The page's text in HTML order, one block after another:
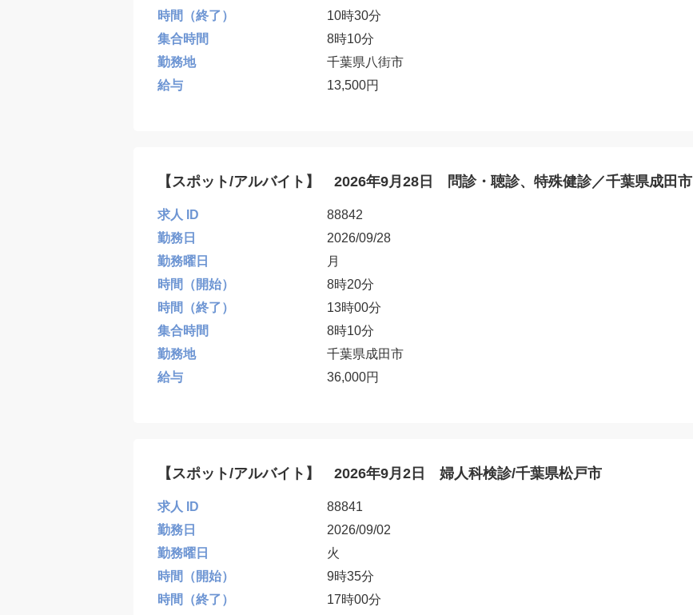
時間（終了）
10時30分
集合時間
8時10分
勤務地
千葉県八街市
給与
13,500円
【スポット/アルバイト】 2026年9月28日 問診・聴診、特殊健診／千葉県成田市
求人 ID
88842
勤務日
2026/09/28
勤務曜日
月
時間（開始）
8時20分
時間（終了）
13時00分
集合時間
8時10分
勤務地
千葉県成田市
給与
36,000円
【スポット/アルバイト】 2026年9月2日 婦人科検診/千葉県松戸市
求人 ID
88841
勤務日
2026/09/02
勤務曜日
火
時間（開始）
9時35分
時間（終了）
17時00分